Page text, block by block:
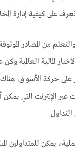
على كيفية إدارة
والتعلم من المصادر
المالية العالمية
على حركة الأسواق.
عبر الإنترنت التي
يمكن للمتداولين